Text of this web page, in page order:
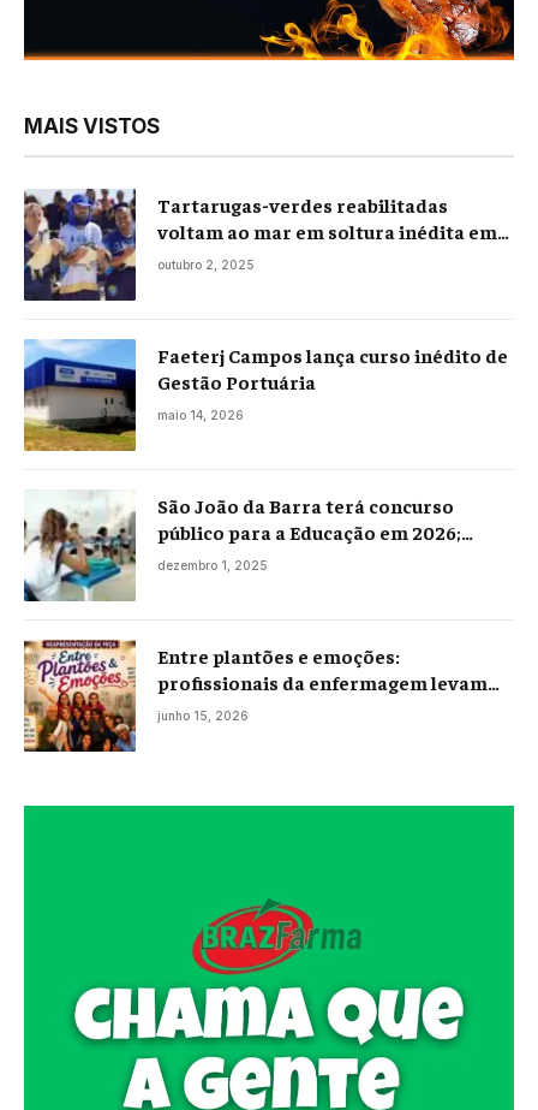
MAIS VISTOS
Tartarugas-verdes reabilitadas
voltam ao mar em soltura inédita em
Praia Seca
outubro 2, 2025
Faeterj Campos lança curso inédito de
Gestão Portuária
maio 14, 2026
São João da Barra terá concurso
público para a Educação em 2026;
projeto já está na Câmara
dezembro 1, 2025
Entre plantões e emoções:
profissionais da enfermagem levam
histórias reais ao palco em Campos
junho 15, 2026